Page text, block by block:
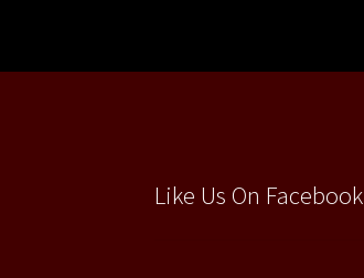
Like Us On Facebook